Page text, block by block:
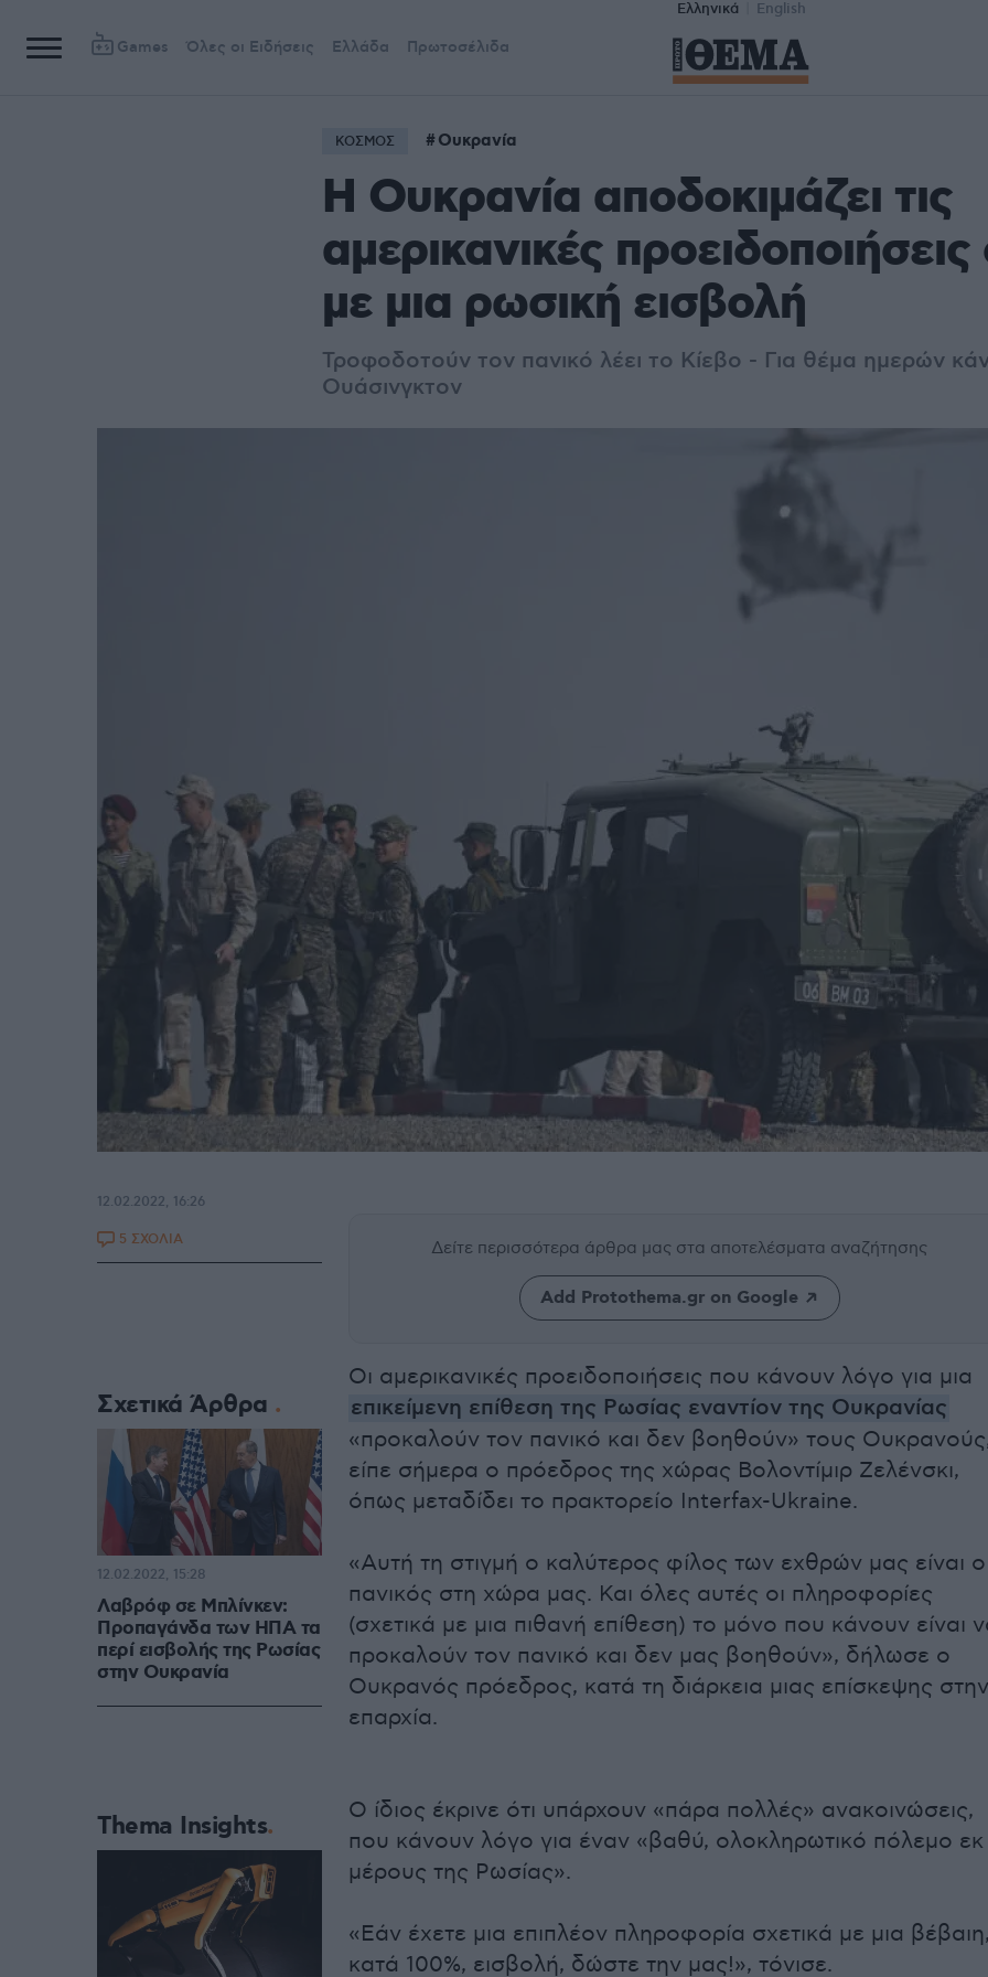
Ελληνικά English
Games Όλες οι Ειδήσεις Ελλάδα Πρωτοσέλιδα
ΚΟΣΜΟΣ Ουκρανία
H Oυκρανία αποδοκιμάζει τις
αμερικανικές προειδοποιήσεις
με μια ρωσική εισβολή
Τροφοδοτούν τον πανικό λέει το Κίεβο - Για θέμα ημερών
Ουάσινγκτον
Δείτε περισσότερα άρθρα μας στα αποτελέσματα αναζήτησης
Add Protothema.gr on Google
Οι αμερικανικές προειδοποιήσεις που κάνουν λόγο για μια
επικείμενη επίθεση της Ρωσίας εναντίον της Ουκρανίας
«προκαλούν τον πανικό και δεν βοηθούν» τους
είπε σήμερα ο πρόεδρος της χώρας Βολοντίμιρ Ζελένσκι,
όπως μεταδίδει το πρακτορείο Interfax-Ukraine.
«Αυτή τη στιγμή ο καλύτερος φίλος των εχθρών μας είναι ο
πανικός στη χώρα μας. Και όλες αυτές οι πληροφορίες
(σχετικά με μια πιθανή επίθεση) το μόνο που κάνουν είναι
προκαλούν τον πανικό και δεν μας βοηθούν», δήλωσε ο
Ουκρανός πρόεδρος, κατά τη διάρκεια μιας επίσκεψης στην
επαρχία.
Ο ίδιος έκρινε ότι υπάρχουν «πάρα πολλές» ανακοινώσεις,
που κάνουν λόγο για έναν «βαθύ, ολοκληρωτικό πόλεμο εκ
μέρους της Ρωσίας».
«Εάν έχετε μια επιπλέον πληροφορία σχετικά με μια
κατά 100%, εισβολή, δώστε την μας!», τόνισε.
12.02.2022, 16:26
5 ΣΧΟΛΙΑ
Σχετικά Άρθρα
Λαβρόφ σε Μπλίνκεν:
Προπαγάνδα των ΗΠΑ τα
περί εισβολής της Ρωσίας
στην Ουκρανία
12.02.2022, 15:28
Thema Insights